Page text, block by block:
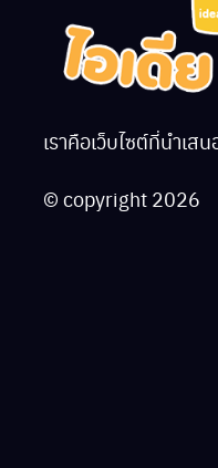
เราคือเว็บไซต์ที่นำเ
© copyright 2026